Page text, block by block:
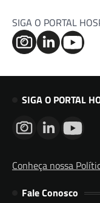
SIGA O PORTAL
SIGA O PORTAL
Conheça nossa
Fale Conosco